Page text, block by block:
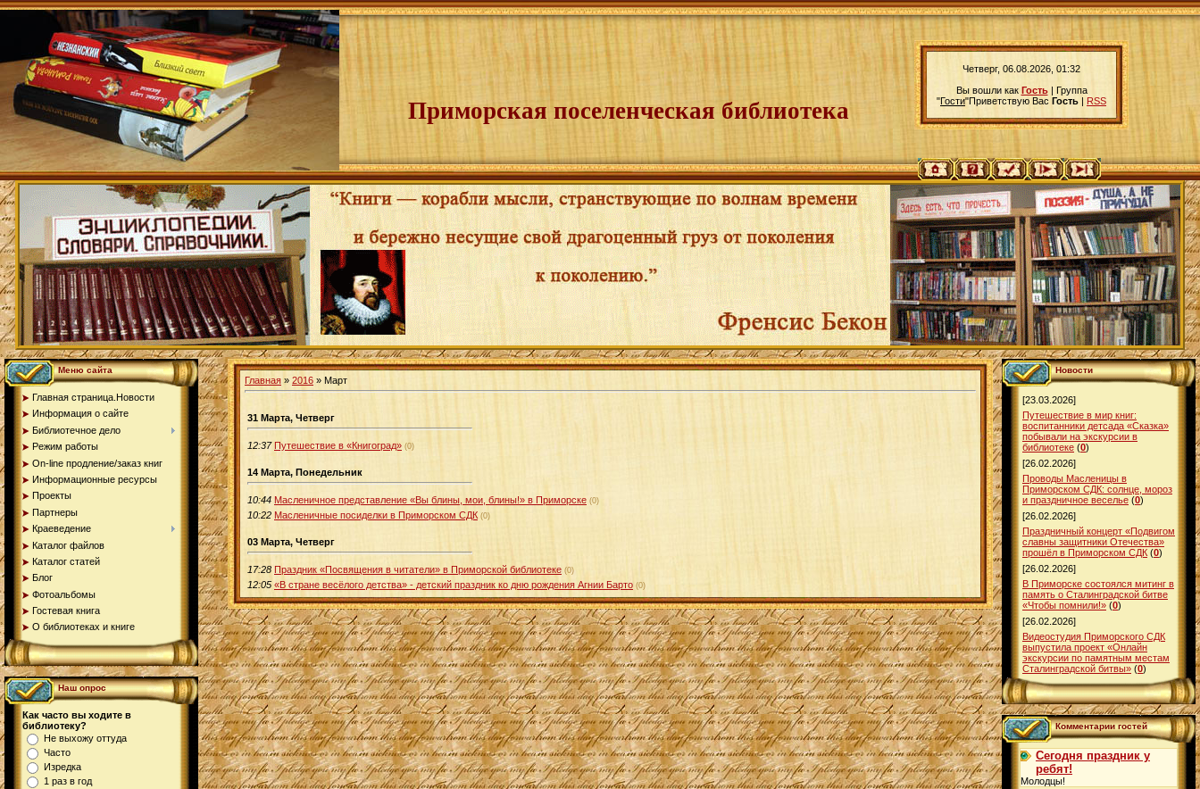
Четверг, 06.08.2026, 01:32
Вы вошли как Гость| Группа
"Гости"Приветствую Вас Гость | RSS
Приморская поселенческая библиотека
Меню сайта
Главная страница.Новости
Информация о сайте
Библиотечное дело
Режим работы
On-line продление/заказ книг
Информационные ресурсы
Проекты
Партнеры
Краеведение
Каталог файлов
Каталог статей
Блог
Фотоальбомы
Гостевая книга
О библиотеках и книге
Наш опрос
Как часто вы ходите в
библиотеку?
Не выхожу оттуда
Часто
Изредка
1 раз в год
Главная » 2016 » Март
31 Марта, Четверг
12:37 Путешествие в «Книгоград» (0)
14 Марта, Понедельник
10:44 Масленичное представление «Вы блины, мои, блины!» в Приморске (0)
10:22 Масленичные посиделки в Приморском СДК (0)
03 Марта, Четверг
17:28 Праздник «Посвящения в читатели» в Приморской библиотеке (0)
12:05 «В стране весёлого детства» - детский праздник ко дню рождения Агнии Барто (0)
Новости
[23.03.2026]
Путешествие в мир книг:
воспитанники детсада «Сказка»
побывали на экскурсии в
библиотеке (0)
[26.02.2026]
Проводы Масленицы в
Приморском СДК: солнце, мороз
и праздничное веселье (0)
[26.02.2026]
Праздничный концерт «Подвигом
славны защитники Отечества»
прошёл в Приморском СДК (0)
[26.02.2026]
В Приморске состоялся митинг в
память о Сталинградской битве
«Чтобы помнили!» (0)
[26.02.2026]
Видеостудия Приморского СДК
выпустила проект «Онлайн
экскурсии по памятным местам
Сталинградской битвы» (0)
Комментарии гостей
Сегодня праздник у
ребят!
Молодцы!